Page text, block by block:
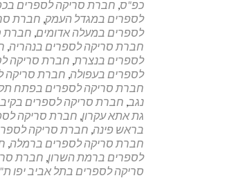
כפ"ס, חברת סריקה לספרים
לספרים במגדל העמק, חברת
לספרים במעלה אדומים, חברת
חברת סריקה לספרים בנהריה,
לספרים בנצרת, חברת סריקה
לספרים בעפולה, חברת סריקה
חברת סריקה לספרים בפתח
נגב, חברת סריקה לספרים
גת אתא עקרון, חברת סריקה
בראש פינה, חברת סריקה
חברת סריקה לספרים ברמלה,
לספרים ברמת השרון, חברת
סריקה לספרים בתל אביב יפו